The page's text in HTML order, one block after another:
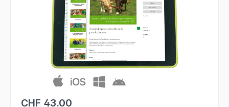
CHF 43.00